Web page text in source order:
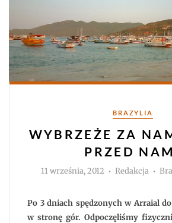
Kategorie
BRAZYLIA
WYBRZEŻE ZA
PRZED
11 września, 2012 Autor
Redakcja
Po 3 dniach spędzonych w Arraial
w stronę gór. Odpoczęliśmy